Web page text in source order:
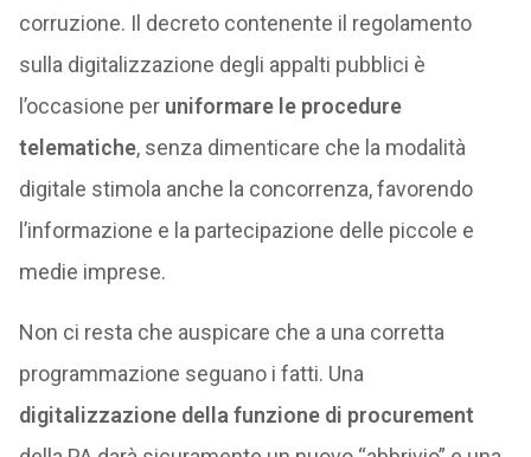
corruzione. Il decreto contenente il regolamento
sulla digitalizzazione degli appalti pubblici è
l’occasione per uniformare le procedure
telematiche, senza dimenticare che la modalità
digitale stimola anche la concorrenza, favorendo
l’informazione e la partecipazione delle piccole e
medie imprese.
Non ci resta che auspicare che a una corretta
programmazione seguano i fatti. Una
digitalizzazione della funzione di procurement